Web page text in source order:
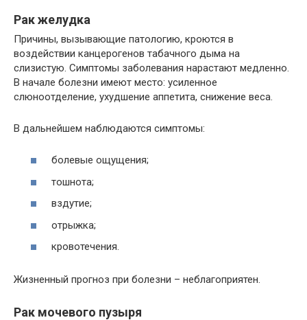
Рак желудка
Причины, вызывающие патологию, кроются в
воздействии канцерогенов табачного дыма на
слизистую. Симптомы заболевания нарастают медленно.
В начале болезни имеют место: усиленное
слюноотделение, ухудшение аппетита, снижение веса.
В дальнейшем наблюдаются симптомы:
болевые ощущения;
тошнота;
вздутие;
отрыжка;
кровотечения.
Жизненный прогноз при болезни – неблагоприятен.
Рак мочевого пузыря